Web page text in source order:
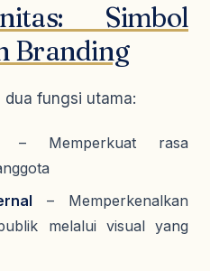
Simbol
Branding
dua fungsi utama:
– Memperkuat rasa
– Memperkenalkan
melalui visual yang